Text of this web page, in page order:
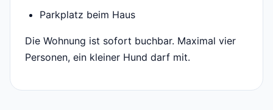
Parkplatz beim Haus
Die Wohnung ist sofort buchbar. Maximal vier
Personen, ein kleiner Hund darf mit.